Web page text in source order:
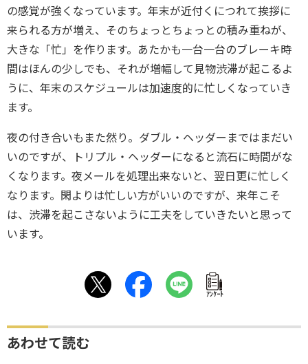
の感覚が強くなっています。年末が近付くにつれて挨拶に
来られる方が増え、そのちょっとちょっとの積み重ねが、
大きな「忙」を作ります。あたかも一台一台のブレーキ時
間はほんの少しでも、それが増幅して見物渋滞が起こるよ
うに、年末のスケジュールは加速度的に忙しくなっていき
ます。
夜の付き合いもまた然り。ダブル・ヘッダーまではまだい
いのですが、トリプル・ヘッダーになると流石に時間がな
くなります。夜メールを処理出来ないと、翌日更に忙しく
なります。閑よりは忙しい方がいいのですが、来年こそ
は、渋滞を起こさないように工夫をしていきたいと思って
います。
ｱﾝｹｰﾄ
あわせて読む